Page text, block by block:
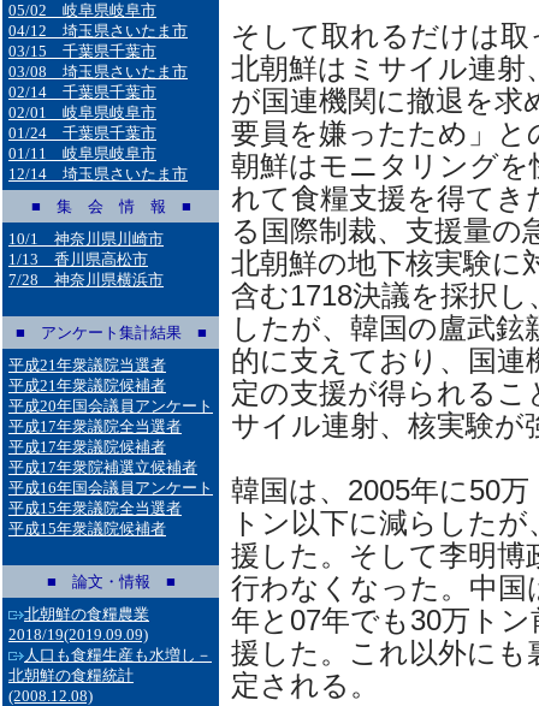
05/02 岐阜県岐阜市
04/12 埼玉県さいたま市
03/15 千葉県千葉市
03/08 埼玉県さいたま市
02/14 千葉県千葉市
02/01 岐阜県岐阜市
01/24 千葉県千葉市
01/11 岐阜県岐阜市
12/14 埼玉県さいたま市
■ 集 会 情 報 ■
10/1 神奈川県川崎市
1/13 香川県高松市
7/28 神奈川県横浜市
■ アンケート集計結果 ■
平成21年衆議院当選者
平成21年衆議院候補者
平成20年国会議員アンケート
平成17年衆議院全当選者
平成17年衆議院候補者
平成17年衆院補選立候補者
平成16年国会議員アンケート
平成15年衆議院全当選者
平成15年衆議院候補者
■ 論文・情報 ■
北朝鮮の食糧農業
2018/19(2019.09.09)
人口も食糧生産も水増し－
北朝鮮の食糧統計
(2008.12.08)
そして取れるだけは取
北朝鮮はミサイル連射
が国連機関に撤退を
要員を嫌ったため」
朝鮮はモニタリング
れて食糧支援を得てき
る国際制裁、支援量の
北朝鮮の地下核実験に
含む1718決議を採択
したが、韓国の盧武
的に支えており、国
定の支援が得られる
サイル連射、核実験が
韓国は、2005年に50
トン以下に減らした
援した。そして李明博
行わなくなった。中国
年と07年でも30万ト
援した。これ以外に
定される。